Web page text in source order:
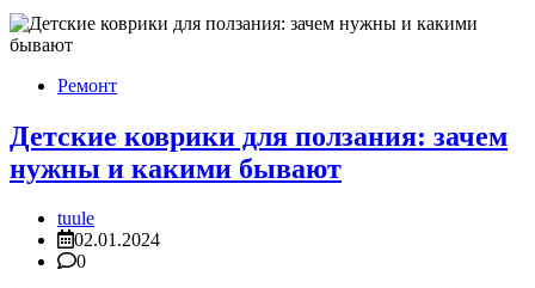
Ремонт
Детские коврики для ползания: зачем
нужны и какими бывают
tuule
02.01.2024
0